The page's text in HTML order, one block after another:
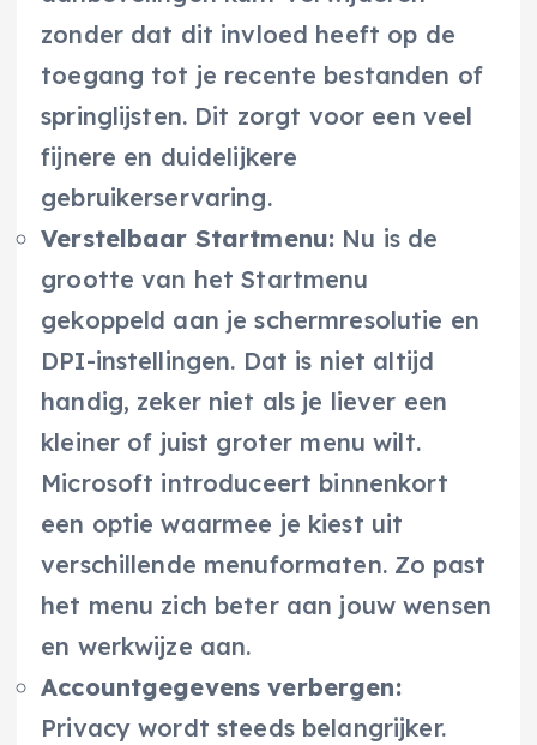
zonder dat dit invloed heeft op de
toegang tot je recente bestanden of
springlijsten. Dit zorgt voor een veel
fijnere en duidelijkere
gebruikerservaring.
Verstelbaar Startmenu: Nu is de
grootte van het Startmenu
gekoppeld aan je schermresolutie en
DPI-instellingen. Dat is niet altijd
handig, zeker niet als je liever een
kleiner of juist groter menu wilt.
Microsoft introduceert binnenkort
een optie waarmee je kiest uit
verschillende menuformaten. Zo past
het menu zich beter aan jouw wensen
en werkwijze aan.
Accountgegevens verbergen:
Privacy wordt steeds belangrijker.